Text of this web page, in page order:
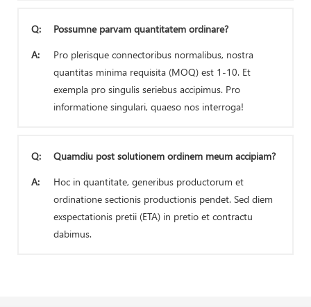
Q:
Possumne parvam quantitatem ordinare?
A:
Pro plerisque connectoribus normalibus, nostra
quantitas minima requisita (MOQ) est 1-10. Et
exempla pro singulis seriebus accipimus. Pro
informatione singulari, quaeso nos interroga!
Q:
Quamdiu post solutionem ordinem meum accipiam?
A:
Hoc in quantitate, generibus productorum et
ordinatione sectionis productionis pendet. Sed diem
exspectationis pretii (ETA) in pretio et contractu
dabimus.